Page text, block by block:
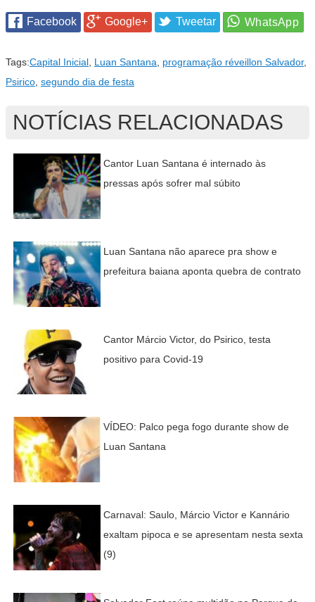
Facebook Google+ Tweetar
Tags:Capital Inicial, Luan Santana, programação réveillon Salvador,
Psirico, segundo dia de festa
NOTÍCIAS RELACIONADAS
Cantor Luan Santana é internado às
pressas após sofrer mal súbito
Luan Santana não aparece pra show e
prefeitura baiana aponta quebra de contrato
Cantor Márcio Victor, do Psirico, testa
positivo para Covid-19
VÍDEO: Palco pega fogo durante show de
Luan Santana
Carnaval: Saulo, Márcio Victor e Kannário
exaltam pipoca e se apresentam nesta sexta
(9)